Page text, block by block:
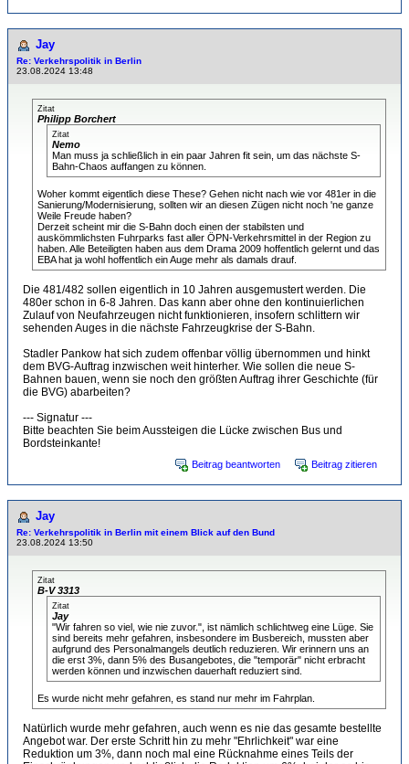
Jay
Re: Verkehrspolitik in Berlin
23.08.2024 13:48
Zitat
Philipp Borchert
Zitat
Nemo
Man muss ja schließlich in ein paar Jahren fit sein, um das nächste S-
Bahn-Chaos auffangen zu können.
Woher kommt eigentlich diese These? Gehen nicht nach wie vor 481er in die
Sanierung/Modernisierung, sollten wir an diesen Zügen nicht noch 'ne ganze
Weile Freude haben?
Derzeit scheint mir die S-Bahn doch einen der stabilsten und
auskömmlichsten Fuhrparks fast aller ÖPN-Verkehrsmittel in der Region zu
haben. Alle Beteiligten haben aus dem Drama 2009 hoffentlich gelernt und das
EBA hat ja wohl hoffentlich ein Auge mehr als damals drauf.
Die 481/482 sollen eigentlich in 10 Jahren ausgemustert werden. Die
480er schon in 6-8 Jahren. Das kann aber ohne den kontinuierlichen
Zulauf von Neufahrzeugen nicht funktionieren, insofern schlittern wir
sehenden Auges in die nächste Fahrzeugkrise der S-Bahn.
Stadler Pankow hat sich zudem offenbar völlig übernommen und hinkt
dem BVG-Auftrag inzwischen weit hinterher. Wie sollen die neue S-
Bahnen bauen, wenn sie noch den größten Auftrag ihrer Geschichte (für
die BVG) abarbeiten?
--- Signatur ---
Bitte beachten Sie beim Aussteigen die Lücke zwischen Bus und
Bordsteinkante!
Beitrag beantworten Beitrag zitieren
Jay
Re: Verkehrspolitik in Berlin mit einem Blick auf den Bund
23.08.2024 13:50
Zitat
B-V 3313
Zitat
Jay
"Wir fahren so viel, wie nie zuvor.", ist nämlich schlichtweg eine Lüge. Sie
sind bereits mehr gefahren, insbesondere im Busbereich, mussten aber
aufgrund des Personalmangels deutlich reduzieren. Wir erinnern uns an
die erst 3%, dann 5% des Busangebotes, die "temporär" nicht erbracht
werden können und inzwischen dauerhaft reduziert sind.
Es wurde nicht mehr gefahren, es stand nur mehr im Fahrplan.
Natürlich wurde mehr gefahren, auch wenn es nie das gesamte bestellte
Angebot war. Der erste Schritt hin zu mehr "Ehrlichkeit" war eine
Reduktion um 3%, dann noch mal eine Rücknahme eines Teils der